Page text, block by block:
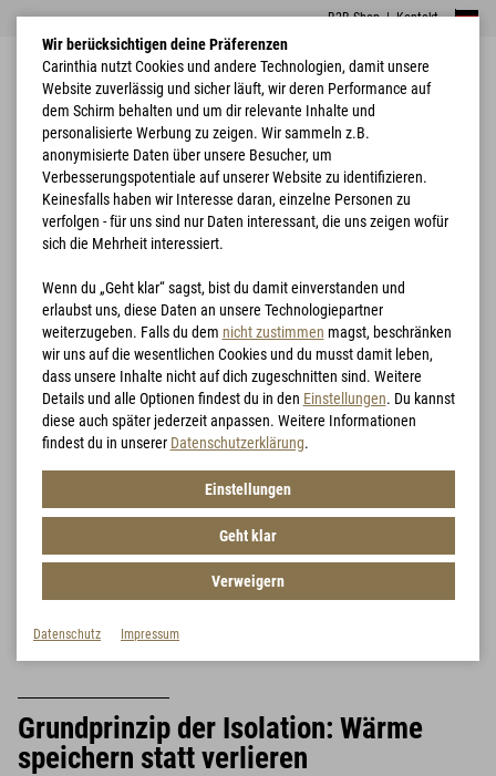
B2B Shop|Kontakt
Home Blog Wie funktioniert synthetische Isolation
CARINTHIA BLOG
WIE FUNKTIONIERT
SYNTHETISCHE ISOLATION
Wenn es um Kälteschutz geht, denken viele zunächst an dicke
Daunenjacken. Doch moderne synthetische
Isolationsmaterialien haben sich längst als leistungsstarke
Alternative etabliert.
Aber wie funktionieren sie eigentlich? Und warum setzen
Outdoor-Profis, Militärs und Expeditionsteilnehmer zunehmend
auf High-Tech-Fasern?
Grundprinzip der Isolation: Wärme
speichern statt verlieren
Wir berücksichtigen deine Präferenzen
Carinthia nutzt Cookies und andere Technologien, damit unsere
Website zuverlässig und sicher läuft, wir deren Performance auf
dem Schirm behalten und um dir relevante Inhalte und
personalisierte Werbung zu zeigen. Wir sammeln z.B.
anonymisierte Daten über unsere Besucher, um
Verbesserungspotentiale auf unserer Website zu identifizieren.
Keinesfalls haben wir Interesse daran, einzelne Personen zu
verfolgen - für uns sind nur Daten interessant, die uns zeigen wofür
sich die Mehrheit interessiert.
Wenn du „Geht klar“ sagst, bist du damit einverstanden und
erlaubst uns, diese Daten an unsere Technologiepartner
weiterzugeben. Falls du dem nicht zustimmen magst, beschränken
wir uns auf die wesentlichen Cookies und du musst damit leben,
dass unsere Inhalte nicht auf dich zugeschnitten sind. Weitere
Details und alle Optionen findest du in den Einstellungen. Du kannst
diese auch später jederzeit anpassen. Weitere Informationen
findest du in unserer Datenschutzerklärung.
Einstellungen
Geht klar
Verweigern
Datenschutz Impressum